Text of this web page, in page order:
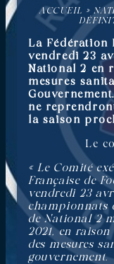
ACCUEIL »
La Fédération
vendredi 23
National 2 en
mesures
ne
la saison
Le
« Le Comité
Française de
vendredi 23
championnats
de National 2
2021, en
des mesures
gouvernement.